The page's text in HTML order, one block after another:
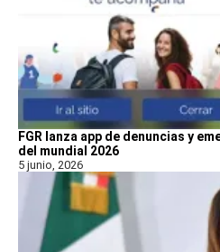
FGR lanza app de denuncias y
del mundial 2026
5 junio, 2026